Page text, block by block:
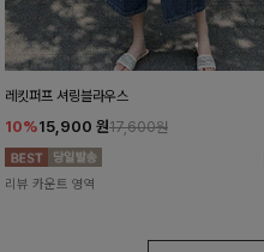
레킷퍼프 셔링블라우스
10%15,900 원17,600원
리뷰 카운트 영역